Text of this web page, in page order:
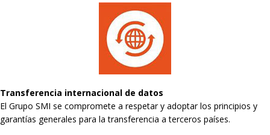
Transferencia internacional de datos
El Grupo SMI se compromete a respetar y adoptar los principios y
garantías generales para la transferencia a terceros países.